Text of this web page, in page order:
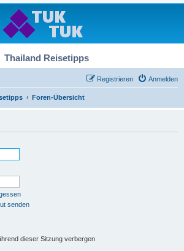
Thailand Reisetipps
Anmelden
Registrieren
Foren-Übersicht
senden
dieser Sitzung verbergen